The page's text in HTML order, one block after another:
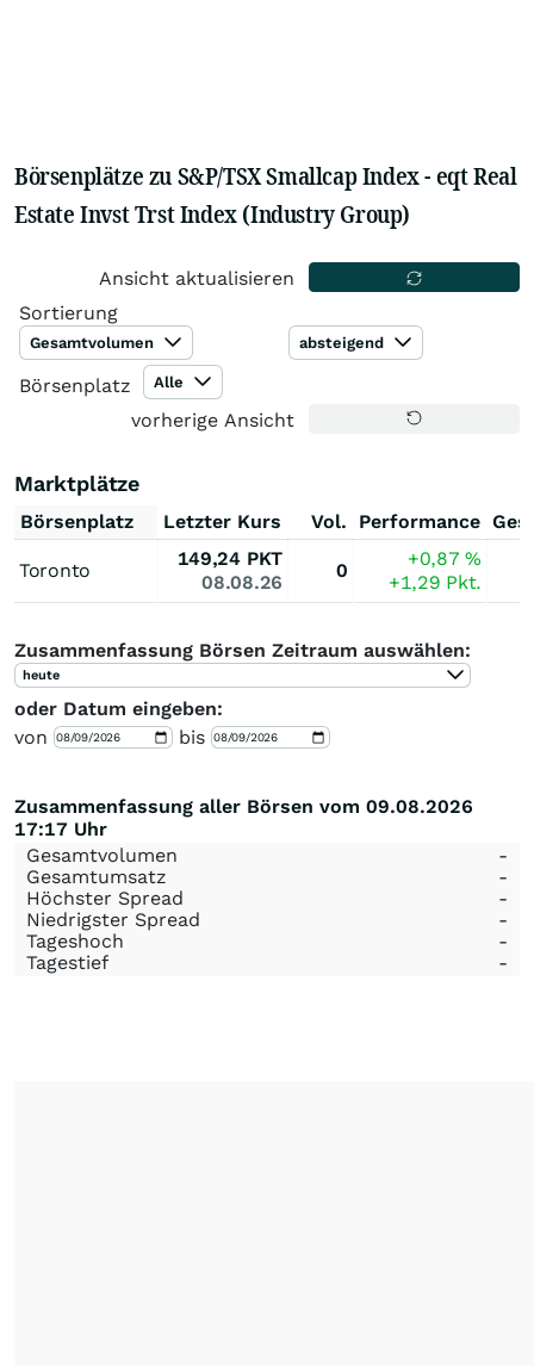
Börsenplätze zu S&P/TSX Smallcap Index - eqt Real
Estate Invst Trst Index (Industry Group)
Ansicht aktualisieren
Sortierung
Gesamtvolumen absteigend
Börsenplatz Alle
vorherige Ansicht
Marktplätze
Börsenplatz Letzter Kurs Vol. Performance
Toronto
149,24 PKT
08.08.26
0
+0,87%
+1,29 Pkt.
Zusammenfassung Börsen Zeitraum auswählen:
heute
oder Datum eingeben:
von
bis
Zusammenfassung aller Börsen vom 09.08.2026
17:17 Uhr
Gesamtvolumen
-
Gesamtumsatz
-
Höchster Spread
-
Niedrigster Spread
-
Tageshoch
-
Tagestief
-